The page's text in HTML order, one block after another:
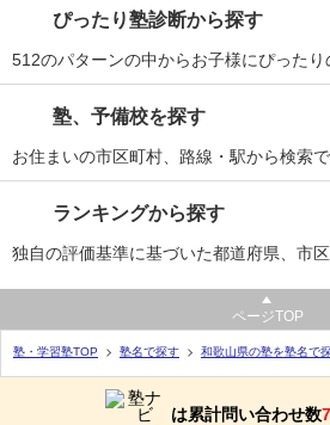
ぴったり塾診断から探す
512のパターンの中からお子様にぴったり
塾、予備校を探す
お住まいの市区町村、路線・駅から検索で
ランキングから探す
独自の評価基準に基づいた都道府県、市
ページTOP
塾・学習塾TOP 塾名で探す 和歌山県の塾を塾名で
は累計問い合わせ数